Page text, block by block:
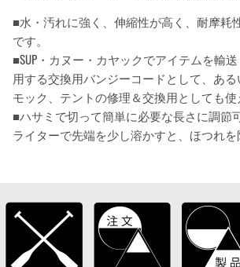
■水・汚れに強く、伸縮性が高く、耐摩耗
です。
■SUP・カヌー・カヤックでアイテムを輸
用する交換用バンジーコードとして、あ
モック、テントの修理＆交換用としても使
■ハサミで切って簡単に必要な長さに調節
ライターで先端を少し溶かすと、ほつれを